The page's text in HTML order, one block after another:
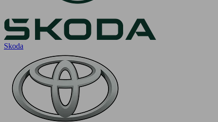
Skoda